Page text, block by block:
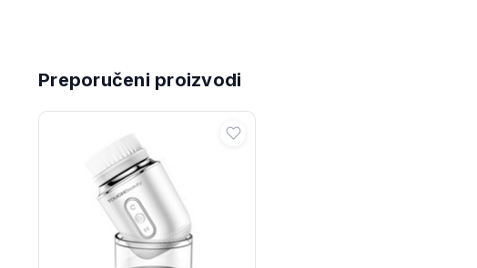
Preporučeni proizvodi